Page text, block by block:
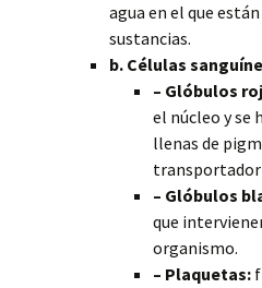
agua en el que
sustancias.
b. Células
– Glóbulos
el núcleo y se
llenas de
transportador
– Glóbulos
que
organismo.
– Plaquetas: